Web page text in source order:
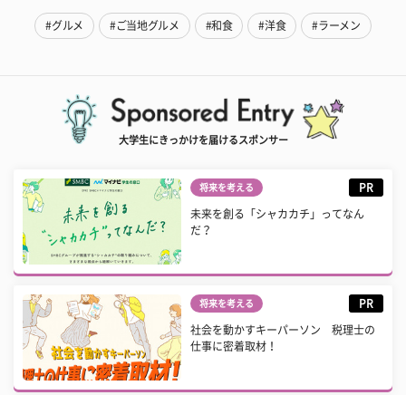
#グルメ #ご当地グルメ #和食 #洋食 #ラーメン
大学生にきっかけを届けるスポンサー
将来を考える PR
未来を創る「シャカカチ」ってなん
だ？
将来を考える PR
社会を動かすキーパーソン 税理士の
仕事に密着取材！